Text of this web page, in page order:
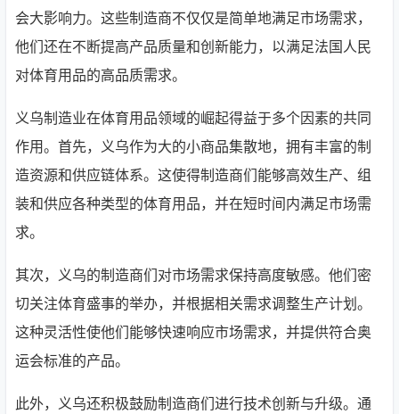
会大影响力。这些制造商不仅仅是简单地满足市场需求，
他们还在不断提高产品质量和创新能力，以满足法国人民
对体育用品的高品质需求。
义乌制造业在体育用品领域的崛起得益于多个因素的共同
作用。首先，义乌作为大的小商品集散地，拥有丰富的制
造资源和供应链体系。这使得制造商们能够高效生产、组
装和供应各种类型的体育用品，并在短时间内满足市场需
求。
其次，义乌的制造商们对市场需求保持高度敏感。他们密
切关注体育盛事的举办，并根据相关需求调整生产计划。
这种灵活性使他们能够快速响应市场需求，并提供符合奥
运会标准的产品。
此外，义乌还积极鼓励制造商们进行技术创新与升级。通